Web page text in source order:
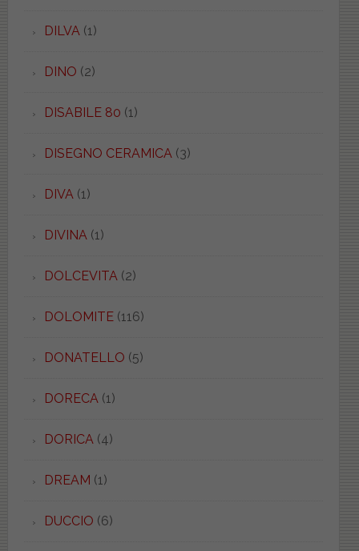
DILVA (1)
DINO (2)
DISABILE 80 (1)
DISEGNO CERAMICA (3)
DIVA (1)
DIVINA (1)
DOLCEVITA (2)
DOLOMITE(116)
DONATELLO (5)
DORECA (1)
DORICA (4)
DREAM (1)
DUCCIO (6)